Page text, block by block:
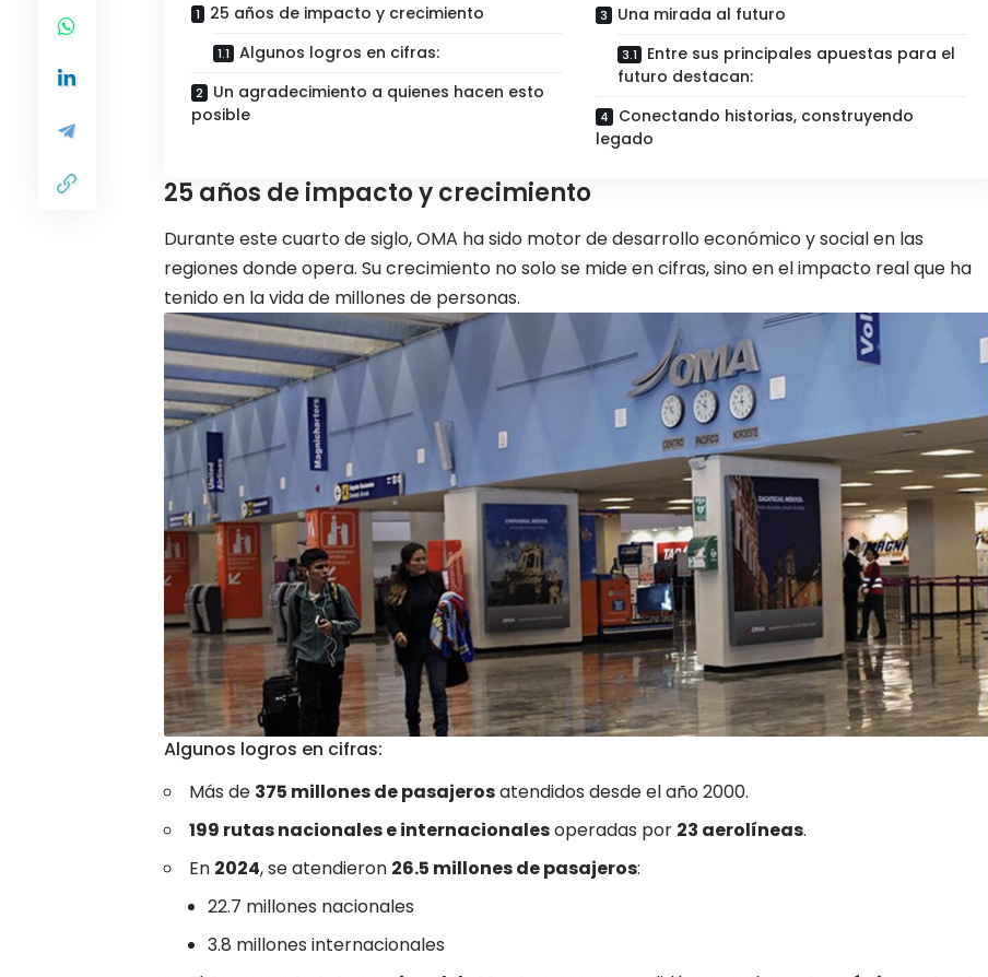
25 años de impacto y crecimiento
Algunos logros en cifras:
Un agradecimiento a quienes hacen esto
posible
Una mirada al futuro
Entre sus principales apuestas para el
futuro destacan:
Conectando historias, construyendo
legado
25 años de impacto y crecimiento
Durante este cuarto de siglo, OMA ha sido motor de desarrollo económico y social en las
regiones donde opera. Su crecimiento no solo se mide en cifras, sino en el impacto real que ha
tenido en la vida de millones de personas.
Algunos logros en cifras:
Más de 375 millones de pasajerosatendidos desde el año 2000.
199 rutas nacionales e internacionalesoperadas por 23 aerolíneas.
En 2024, se atendieron 26.5 millones de pasajeros:
22.7 millones nacionales
3.8 millones internacionales